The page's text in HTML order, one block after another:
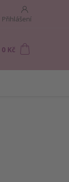
Přihlášení
0 Kč